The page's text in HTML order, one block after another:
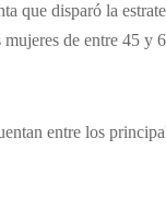
que disparó la
de entre 45 y
entre los